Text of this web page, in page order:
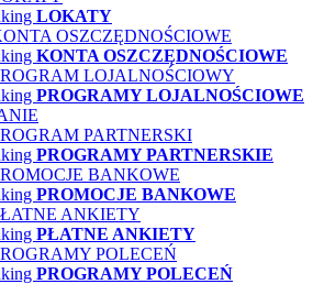
LOKATY
KONTA OSZCZĘDNOŚCIOWE
PROGRAMY LOJALNOŚCIOWE
PROGRAMY PARTNERSKIE
PROMOCJE BANKOWE
PŁATNE ANKIETY
PROGRAMY POLECEŃ